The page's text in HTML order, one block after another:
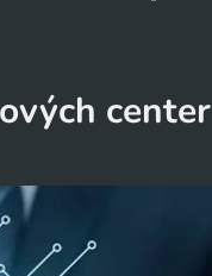
center